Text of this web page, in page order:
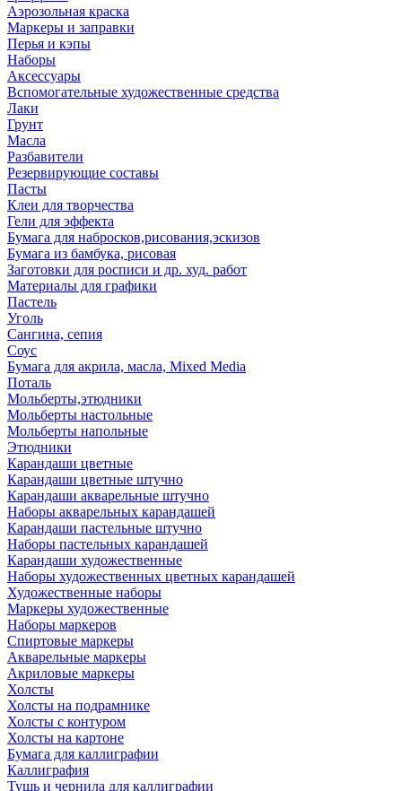
Аэрозольная краска
Маркеры и заправки
Перья и кэпы
Наборы
Аксессуары
Вспомогательные художественные средства
Лаки
Грунт
Масла
Разбавители
Резервирующие составы
Пасты
Клеи для творчества
Гели для эффекта
Бумага для набросков,рисования,эскизов
Бумага из бамбука, рисовая
Заготовки для росписи и др. худ. работ
Материалы для графики
Пастель
Уголь
Сангина, сепия
Соус
Бумага для акрила, масла, Mixed Media
Поталь
Мольберты,этюдники
Мольберты настольные
Мольберты напольные
Этюдники
Карандаши цветные
Карандаши цветные штучно
Карандаши акварельные штучно
Наборы акварельных карандашей
Карандаши пастельные штучно
Наборы пастельных карандашей
Карандаши художественные
Наборы художественных цветных карандашей
Художественные наборы
Маркеры художественные
Наборы маркеров
Спиртовые маркеры
Акварельные маркеры
Акриловые маркеры
Холсты
Холсты на подрамнике
Холсты с контуром
Холсты на картоне
Бумага для каллиграфии
Каллиграфия
Тушь и чернила для каллиграфии